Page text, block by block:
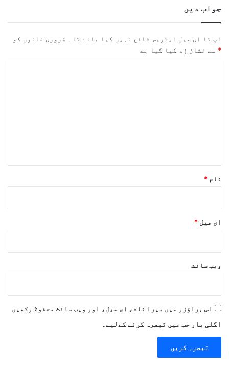
جواب دیں
آپ کا ای میل ایڈریس شائع نہیں کیا جائے گا۔
ضروری خانوں کو
* سے نشان زد کیا گیا ہے
نام *
ای میل *
ویب‌ سائٹ
اس براؤزر میں میرا نام، ای میل، اور ویب سائٹ محفوظ رکھیں
اگلی بار جب میں تبصرہ کرنے کےلیے۔